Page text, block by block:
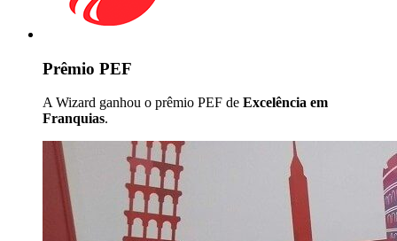
Prêmio PEF
A Wizard ganhou o prêmio PEF de Excelência em
Franquias.